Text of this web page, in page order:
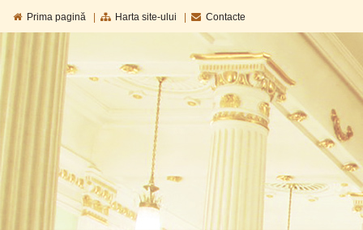
Prima pagină Harta site-ului Contacte